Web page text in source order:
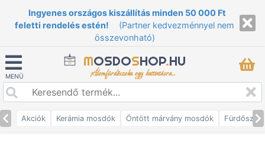
Ingyenes országos kiszállítás minden 50 000 Ft
feletti rendelés estén!
(Partner kedvezménnyel nem
összevonható)
MENÜ
MOSDOSHOP.HU
Álomfürdőszoba egy kattintásra...
Akciók Kerámia mosdók Öntött márvány mosdók